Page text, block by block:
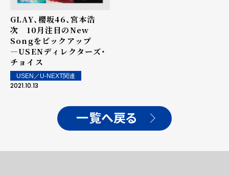
GLAY、櫻坂46、宮本浩
次 10月注目のNew
Songをピックアップ
―USENディレクターズ・
チョイス
USEN／U-NEXT関連
2021.10.13
一覧へ戻る